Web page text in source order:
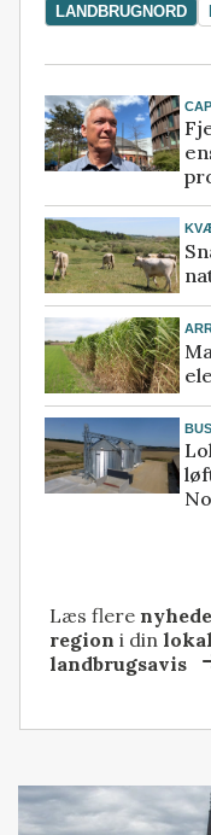
LANDBRUGNORD
Læs flere
region i din
landbrugsavis